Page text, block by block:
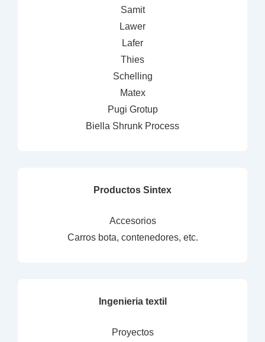
Samit
Lawer
Lafer
Thies
Schelling
Matex
Pugi Grotup
Biella Shrunk Process
Productos Sintex
Accesorios
Carros bota, contenedores, etc.
Ingenieria textil
Proyectos